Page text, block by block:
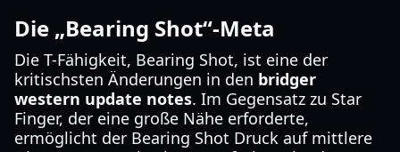
Die „Bearing Shot“-Meta
Die T-Fähigkeit, Bearing Shot, ist eine der
kritischsten Änderungen in den bridger
western update notes. Im Gegensatz zu Star
Finger, der eine große Nähe erforderte,
ermöglicht der Bearing Shot Druck auf mittlere